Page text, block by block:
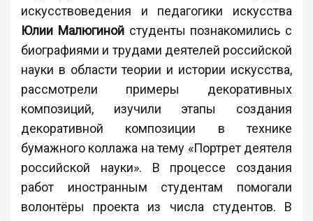
искусствоведения и педагогики искусства
Юлии Малюгинойстуденты познакомились с
биографиями и трудами деятелей российской
науки в области теории и истории искусства,
рассмотрели примеры декоративных
композиций, изучили этапы создания
декоративной композиции в технике
бумажного коллажа на тему «Портрет деятеля
российской науки». В процессе создания
работ иностранным студентам помогали
волонтёры проекта из числа студентов. В